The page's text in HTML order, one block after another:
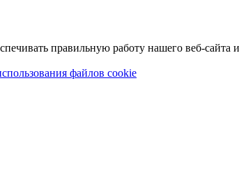
правильную работу нашего веб-сайта
файлов cookie